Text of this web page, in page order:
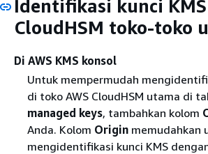
Identifikasi kunci KMS
CloudHSM toko-toko
Di AWS KMS konsol
Untuk mempermudah
di toko AWS CloudHSM utama di
managed keys, tambahkan kolom
Anda. Kolom Originmemudahkan
mengidentifikasi kunci KMS